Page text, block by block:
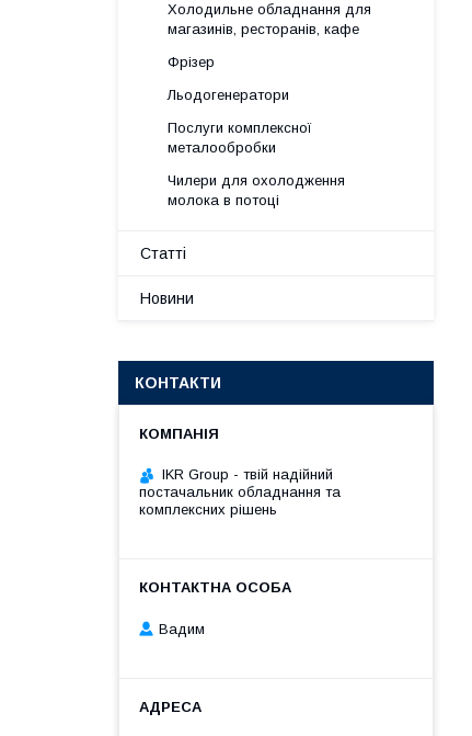
Холодильне обладнання для
магазинів, ресторанів, кафе
Фрізер
Льодогенератори
Послуги комплексної
металообробки
Чилери для охолодження
молока в потоці
Статті
Новини
КОНТАКТИ
IKR Group - твій надійний
постачальник обладнання та
комплексних рішень
Вадим